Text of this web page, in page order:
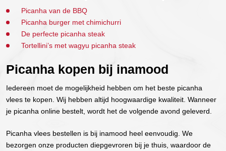
Picanha van de BBQ
Picanha burger met chimichurri
De perfecte picanha steak
Tortellini’s met wagyu picanha steak
Picanha kopen bij inamood
Iedereen moet de mogelijkheid hebben om het beste picanha
vlees te kopen. Wij hebben altijd hoogwaardige kwaliteit. Wanneer
je picanha online bestelt, wordt het de volgende avond geleverd.
Picanha vlees bestellen is bij inamood heel eenvoudig. We
bezorgen onze producten diepgevroren bij je thuis, waardoor de